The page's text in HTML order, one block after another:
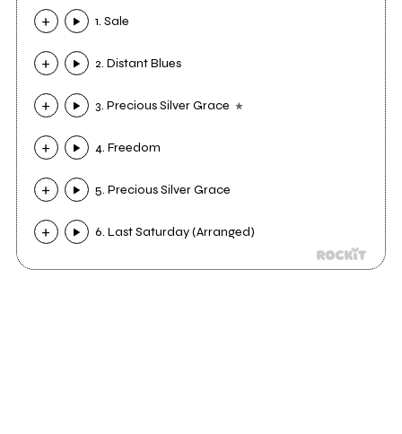
1. Sale
2. Distant Blues
3. Precious Silver Grace
4. Freedom
5. Precious Silver Grace
6. Last Saturday (Arranged)